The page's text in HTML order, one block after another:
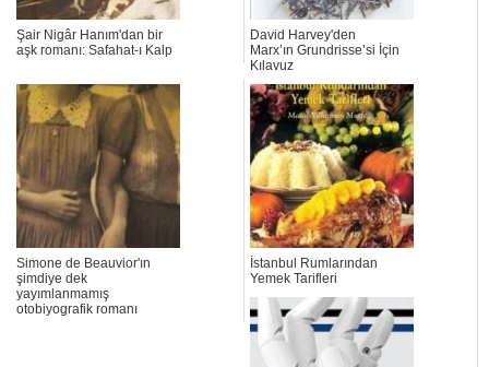
Şair Nigâr Hanım'dan bir
aşk romanı: Safahat-ı Kalp
David Harvey'den
Marx’ın Grundrisse’si İçin
Kılavuz
Simone de Beauvior'ın
şimdiye dek
yayımlanmamış
otobiyografik romanı
İstanbul Rumlarından
Yemek Tarifleri